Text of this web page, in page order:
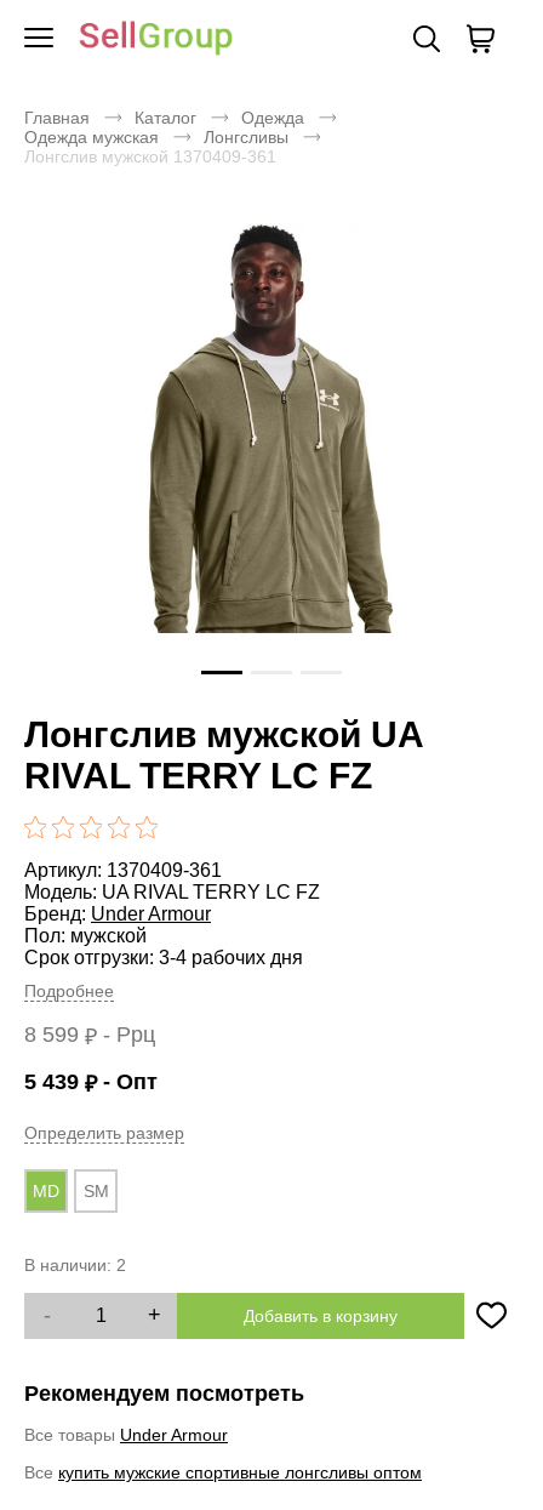
Главная Каталог
Одежда
Одежда мужская
Лонгсливы
Лонгслив мужской 1370409-361
Лонгслив мужской UA
RIVAL TERRY LC FZ
Артикул: 1370409-361
Модель: UA RIVAL TERRY LC FZ
Бренд: Under Armour
Пол: мужской
Срок отгрузки: 3-4 рабочих дня
Подробнее
8 599 ₽ - Ррц
5 439 ₽- Опт
Определить размер
MD SM
В наличии: 2
- + Добавить в корзину
Рекомендуем посмотреть
Все товары Under Armour
Все купить мужские спортивные лонгсливы оптом